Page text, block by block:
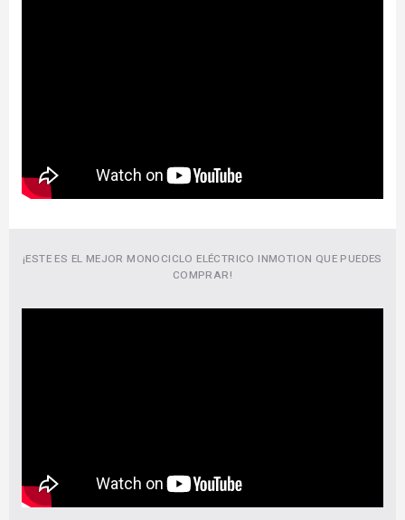
¡ESTE ES EL MEJOR MONOCICLO ELÉCTRICO INMOTION QUE PUEDES
COMPRAR!